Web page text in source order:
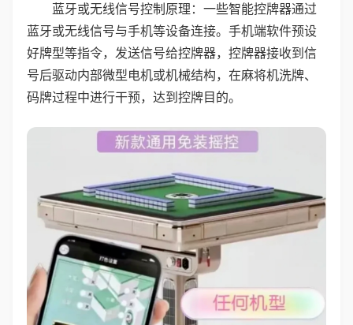
蓝牙或无线信号控制原理：一些智能控牌器通过
蓝牙或无线信号与手机等设备连接。手机端软件预设
好牌型等指令，发送信号给控牌器，控牌器接收到信
号后驱动内部微型电机或机械结构，在麻将机洗牌、
码牌过程中进行干预，达到控牌目的。